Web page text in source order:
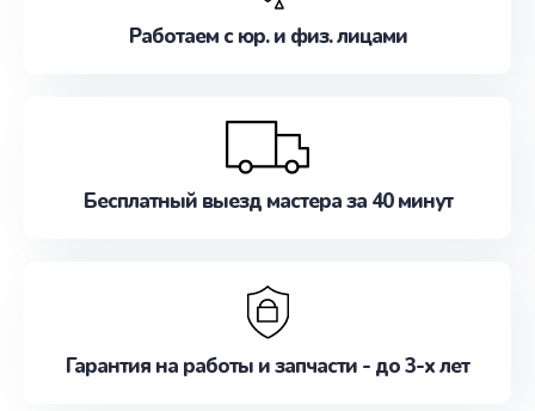
Работаем с юр. и физ. лицами
Бесплатный выезд мастера за 40 минут
Гарантия на работы и запчасти - до 3-х лет